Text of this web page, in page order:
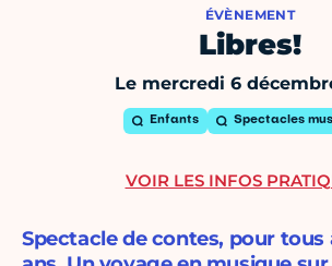
ÉVÈNEMENT
Libres!
Le mercredi 6
Enfants Spectacles
Spectacle de contes, pour tous
VOIR LES INFOS